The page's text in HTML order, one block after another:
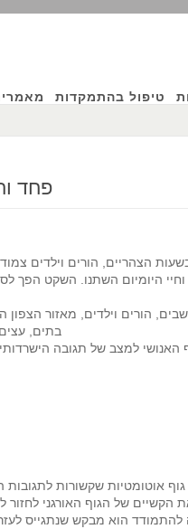
טיפול בהתמקדות
פחד
הצהריים, הורים וילדים
וחיי היומיום השתנו. השקט הפך
הורים וילדים, מאזור
בתים,
למצב של תגובה
אוטומטיות שקשורות
הקשיים של הגוף האורגני
הוא מבקש שנתגייס